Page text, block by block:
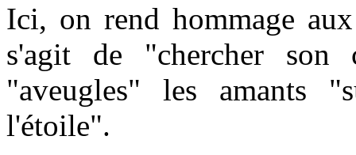
Ici, on rend hommage
s'agit de "chercher son
"aveugles" les amants
l'étoile".